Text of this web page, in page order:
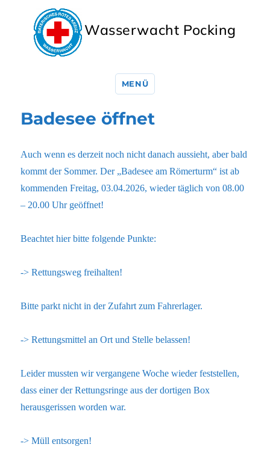
Wasserwacht Pocking
MENÜ
Badesee öffnet
Auch wenn es derzeit noch nicht danach aussieht, aber bald
kommt der Sommer. Der „Badesee am Römerturm“ ist ab
kommenden Freitag, 03.04.2026, wieder täglich von 08.00
– 20.00 Uhr geöffnet!
Beachtet hier bitte folgende Punkte:
-> Rettungsweg freihalten!
Bitte parkt nicht in der Zufahrt zum Fahrerlager.
-> Rettungsmittel an Ort und Stelle belassen!
Leider mussten wir vergangene Woche wieder feststellen,
dass einer der Rettungsringe aus der dortigen Box
herausgerissen worden war.
-> Müll entsorgen!